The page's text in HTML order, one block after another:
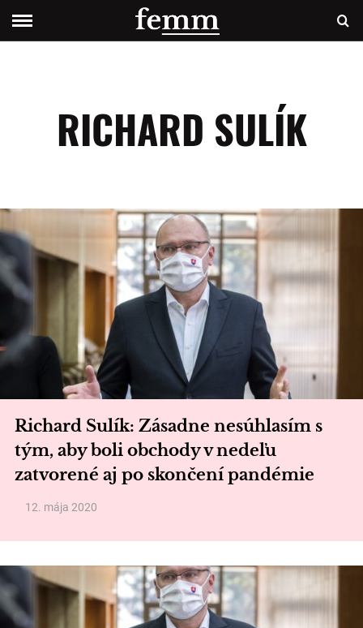
RICHARD SULÍK
Richard Sulík: Zásadne nesúhlasím s
tým, aby boli obchody v nedeľu
zatvorené aj po skončení pandémie
12. mája 2020